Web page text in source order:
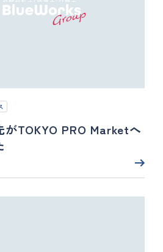
TOKYO PRO Marketへ